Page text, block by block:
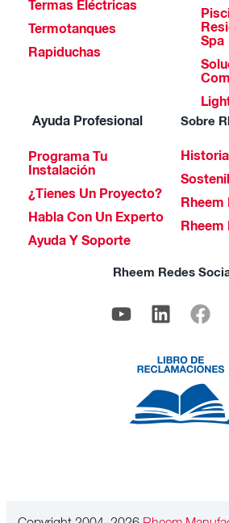
Termas Eléctricas
Termotanques
Rapiduchas
Spa
Ayuda Profesional
Programa Tu
Instalación
¿Tienes Un Proyecto?
Habla Con Un Experto
Ayuda Y Soporte
Sobre
Rheem
Rheem
Rheem Redes